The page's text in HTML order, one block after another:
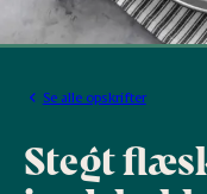
Se alle opskrifter
Stegt